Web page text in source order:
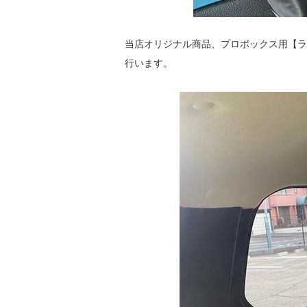
当店オリジナル商品、プロボックス用【
行います。